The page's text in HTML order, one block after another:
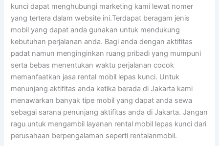
kunci dapat menghubungi marketing kami lewat nomer
yang tertera dalam website ini.Terdapat beragam jenis
mobil yang dapat anda gunakan untuk mendukung
kebutuhan perjalanan anda. Bagi anda dengan aktifitas
padat namun menginginkan ruang pribadi yang mumpuni
serta bebas menentukan waktu perjalanan cocok
memanfaatkan jasa rental mobil lepas kunci. Untuk
menunjang aktifitas anda ketika berada di Jakarta kami
menawarkan banyak tipe mobil yang dapat anda sewa
sebagai sarana penunjang aktifitas anda di Jakarta. Jangan
ragu untuk mengambil layanan rental mobil lepas kunci dari
perusahaan berpengalaman seperti rentalanmobil.